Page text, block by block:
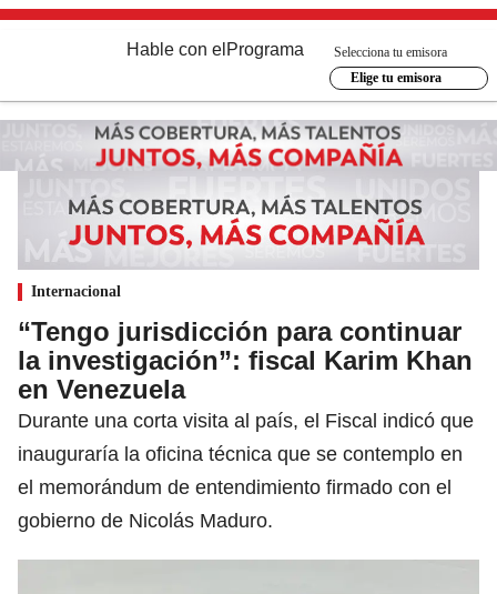
Hable con el Programa
Selecciona tu emisora
Elige tu emisora
Internacional
“Tengo jurisdicción para continuar
la investigación”: fiscal Karim Khan
en Venezuela
Durante una corta visita al país, el Fiscal indicó que
inauguraría la oficina técnica que se contemplo en
el memorándum de entendimiento firmado con el
gobierno de Nicolás Maduro.